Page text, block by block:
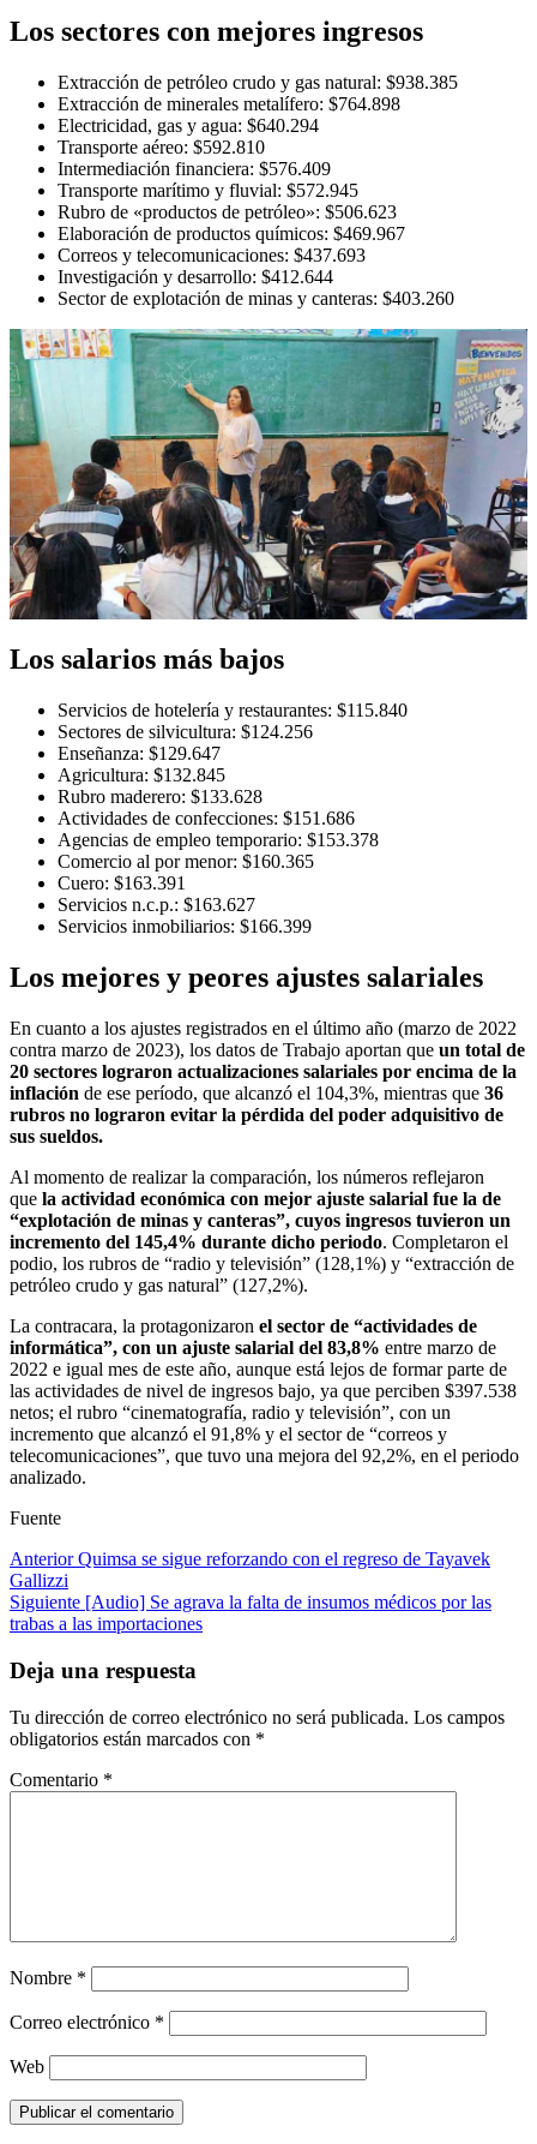
Los sectores con mejores ingresos
Extracción de petróleo crudo y gas natural: $938.385
Extracción de minerales metalífero: $764.898
Electricidad, gas y agua: $640.294
Transporte aéreo: $592.810
Intermediación financiera: $576.409
Transporte marítimo y fluvial: $572.945
Rubro de «productos de petróleo»: $506.623
Elaboración de productos químicos: $469.967
Correos y telecomunicaciones: $437.693
Investigación y desarrollo: $412.644
Sector de explotación de minas y canteras: $403.260
Los salarios más bajos
Servicios de hotelería y restaurantes: $115.840
Sectores de silvicultura: $124.256
Enseñanza: $129.647
Agricultura: $132.845
Rubro maderero: $133.628
Actividades de confecciones: $151.686
Agencias de empleo temporario: $153.378
Comercio al por menor: $160.365
Cuero: $163.391
Servicios n.c.p.: $163.627
Servicios inmobiliarios: $166.399
Los mejores y peores ajustes salariales
En cuanto a los ajustes registrados en el último año (marzo de 2022
contra marzo de 2023), los datos de Trabajo aportan que un total de
20 sectores lograron actualizaciones salariales por encima de la
inflación de ese período, que alcanzó el 104,3%, mientras que 36
rubros no lograron evitar la pérdida del poder adquisitivo de
sus sueldos.
Al momento de realizar la comparación, los números reflejaron
que la actividad económica con mejor ajuste salarial fue la de
“explotación de minas y canteras”, cuyos ingresos tuvieron un
incremento del 145,4% durante dicho periodo. Completaron el
podio, los rubros de “radio y televisión” (128,1%) y “extracción de
petróleo crudo y gas natural” (127,2%).
La contracara, la protagonizaron el sector de “actividades de
informática”, con un ajuste salarial del 83,8% entre marzo de
2022 e igual mes de este año, aunque está lejos de formar parte de
las actividades de nivel de ingresos bajo, ya que perciben $397.538
netos; el rubro “cinematografía, radio y televisión”, con un
incremento que alcanzó el 91,8% y el sector de “correos y
telecomunicaciones”, que tuvo una mejora del 92,2%, en el periodo
analizado.
Fuente
Post
navigation
AnteriorQuimsa se sigue reforzando con el regreso de Tayavek
Gallizzi
Siguiente [Audio] Se agrava la falta de insumos médicos por las
trabas a las importaciones
Deja una respuesta
Tu dirección de correo electrónico no será publicada. Los campos
obligatorios están marcados con *
Comentario *
Nombre *
Correo electrónico *
Web